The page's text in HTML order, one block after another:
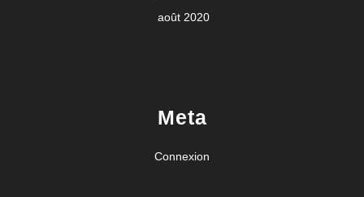
août 2020
Meta
Connexion